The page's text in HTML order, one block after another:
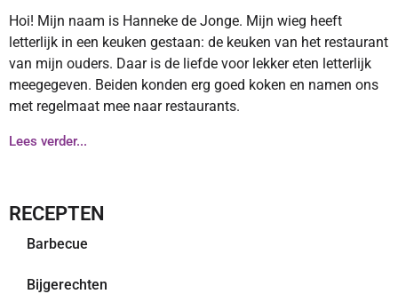
Hoi! Mijn naam is Hanneke de Jonge. Mijn wieg heeft
letterlijk in een keuken gestaan: de keuken van het restaurant
van mijn ouders. Daar is de liefde voor lekker eten letterlijk
meegegeven. Beiden konden erg goed koken en namen ons
met regelmaat mee naar restaurants.
Lees verder...
RECEPTEN
Barbecue
Bijgerechten